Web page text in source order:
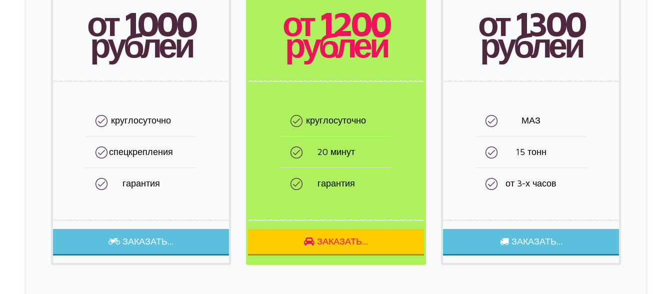
от 1000
рублей
круглосуточно
спецкрепления
гарантия
ЗАКАЗАТЬ...
от 1200
рублей
круглосуточно
20 минут
гарантия
ЗАКАЗАТЬ...
от 1300
рублей
МАЗ
15 тонн
от 3-х часов
ЗАКАЗАТЬ...